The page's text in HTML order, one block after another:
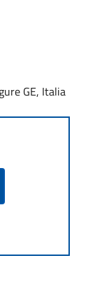
GE, Italia